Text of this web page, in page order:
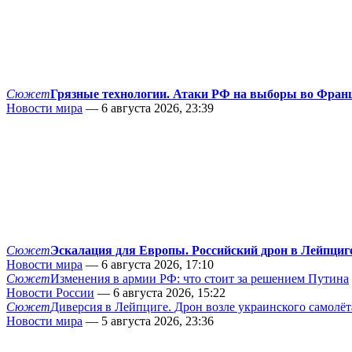
СюжетГрязные технологии. Атаки РФ на выборы во
Новости мира — 6 августа 2026, 23:39
СюжетЭскалация для Европы. Российский дрон в
Новости мира — 6 августа 2026, 17:10
СюжетИзменения в армии РФ: что стоит за решением Путина
Новости России — 6 августа 2026, 15:22
СюжетДиверсия в Лейпциге. Дрон возле украинского
Новости мира — 5 августа 2026, 23:36